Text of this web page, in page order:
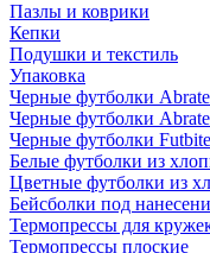
Пазлы и коврики
Кепки
Подушки и текстиль
Упаковка
Черные футболки
Черные футболки
Черные футболки
Белые футболки из
Цветные футболки из
Бейсболки под
Термопрессы для
Термопрессы плоские